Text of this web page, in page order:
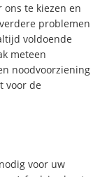
te kiezen en
problemen
voldoende
meteen
noodvoorziening
voor de
voor uw